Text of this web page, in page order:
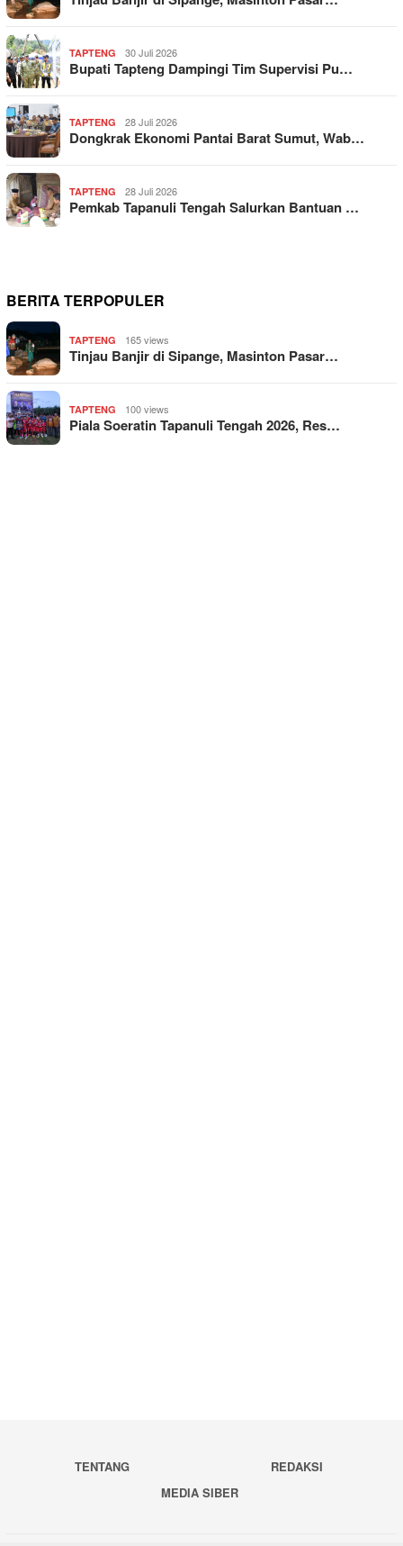
TAPTENG 30 Juli 2026
Bupati Tapteng Dampingi Tim Supervisi Pu…
TAPTENG 28 Juli 2026
Dongkrak Ekonomi Pantai Barat Sumut, Wab…
TAPTENG 28 Juli 2026
Pemkab Tapanuli Tengah Salurkan Bantuan …
BERITA TERPOPULER
TAPTENG 165 views
Tinjau Banjir di Sipange, Masinton Pasar…
TAPTENG 100 views
Piala Soeratin Tapanuli Tengah 2026, Res…
TENTANG
REDAKSI
MEDIA SIBER